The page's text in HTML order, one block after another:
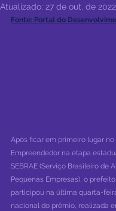
Atualizado: 27 de out. de 2022
Fonte: Portal do
Após ficar em primeiro lugar
Empreendedor na etapa
SEBRAE (Serviço Brasileiro de
Pequenas Empresas), o
participou na última quarta-
nacional do prêmio, realizada